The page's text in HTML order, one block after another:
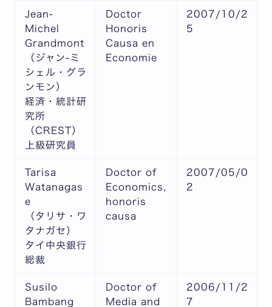
Jean-
Michel
Grandmont
（ジャン-ミ
シェル・グラ
ンモン）
経済・統計研
究所
（CREST）
上級研究員
Doctor
Honoris
Causa en
Economie
2007/10/2
5
Tarisa
Watanagas
e
（タリサ・ワ
タナガセ）
タイ中央銀行
総裁
Doctor of
Economics,
honoris
causa
2007/05/0
2
Susilo
Bambang
Doctor of
Media and
2006/11/2
7